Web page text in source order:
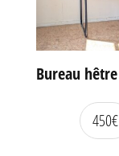
450€